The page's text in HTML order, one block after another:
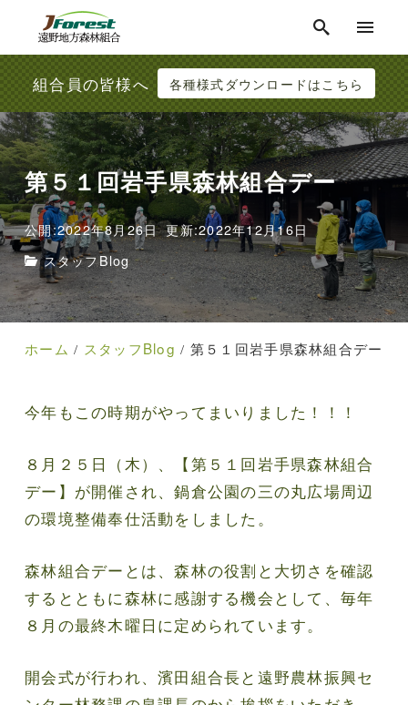
組合員の皆様へ 各種様式ダウンロードはこちら
第５１回岩手県森林組合デー
公開:2022年8月26日 更新:2022年12月16日
スタッフBlog
ホーム スタッフBlog 第５１回岩手県森林組合デー
今年もこの時期がやってまいりました！！！
８月２５日（木）、【第５１回岩手県森林組合
デー】が開催され、鍋倉公園の三の丸広場周辺
の環境整備奉仕活動をしました。
森林組合デーとは、森林の役割と大切さを確認
するとともに森林に感謝する機会として、毎年
８月の最終木曜日に定められています。
開会式が行われ、濱田組合長と遠野農林振興セ